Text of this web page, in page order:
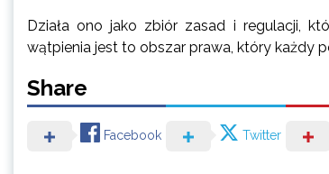
Działa ono jako zbiór zasad i regulacji,
wątpienia jest to obszar prawa, który każdy
Share
Facebook Twitter